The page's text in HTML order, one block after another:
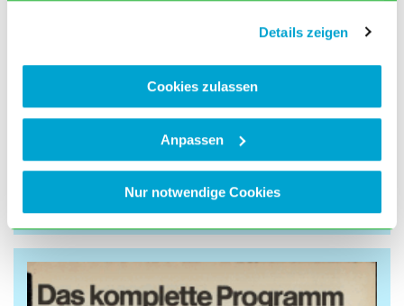
Cookies, wenn Sie unsere Webseite weiterhin nutzen.
Details zeigen
Cookies zulassen
Anpassen
Nur notwendige Cookies
Nr. 9/1979